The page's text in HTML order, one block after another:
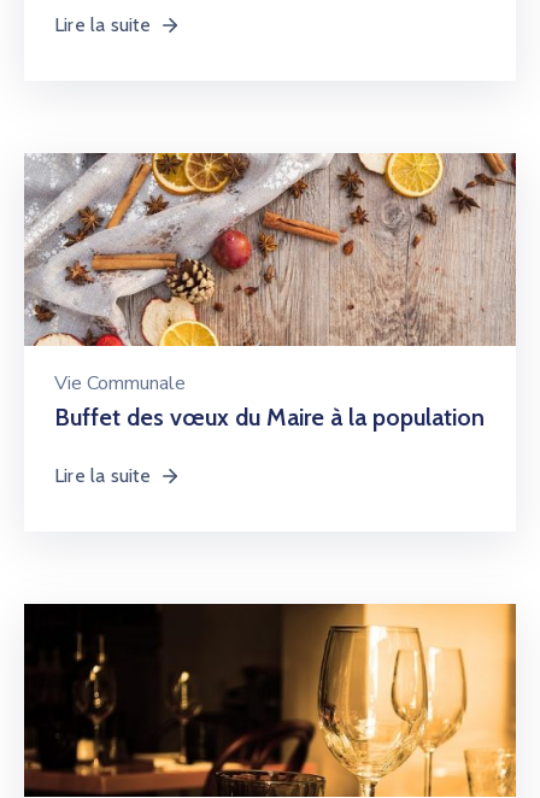
Lire la suite
Vie Communale
Buffet des vœux du Maire à la population
Lire la suite